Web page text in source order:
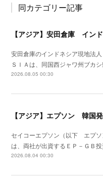
同カテゴリー記事
【アジア】安田倉庫 イン
安田倉庫のインドネシア現地法
ＳＩＡは、同国西ジャワ州ブカ
2026.08.05 00:30
セイコーエプソン（以下 エプソ
は、両社が出資するＥＰ－ＧＢ
2026.08.04 00:30